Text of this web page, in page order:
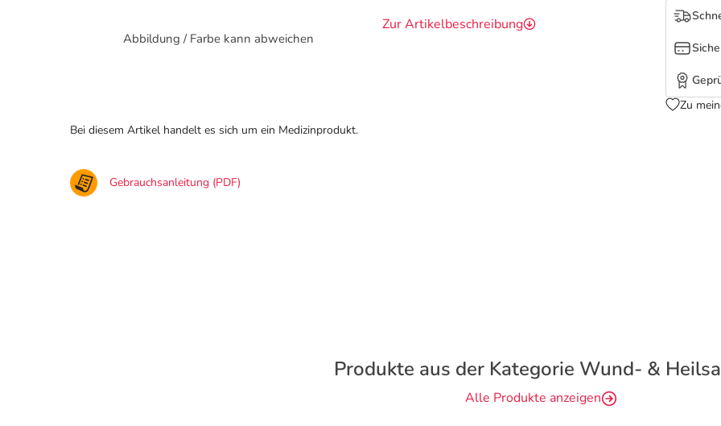
Abbildung / Farbe kann abweichen
Zur Artikelbeschreibung
Zu
Bei diesem Artikel handelt es sich um ein Medizinprodukt.
Gebrauchsanleitung (PDF)
Produkte aus der Kategorie Wund- &
Alle Produkte anzeigen